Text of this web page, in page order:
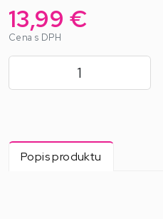
13,99 €
Cena s DPH
Popis produktu